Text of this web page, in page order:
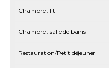
Chambre : lit
Chambre : salle de bains
Restauration/Petit déjeuner